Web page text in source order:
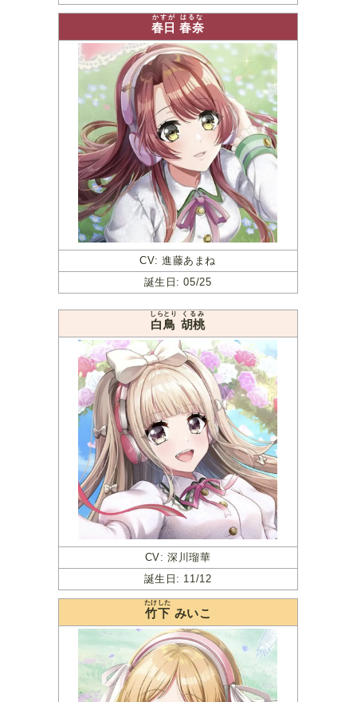
春日
かすが
春奈
はるな
CV: 進藤あまね
誕生日: 05/25
白鳥
しらとり
胡桃
くるみ
CV: 深川瑠華
誕生日: 11/12
竹下
たけした
みいこ